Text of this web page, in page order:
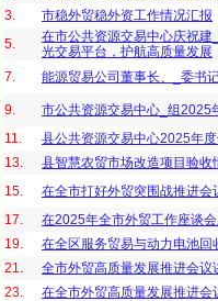
3.
市稳外贸稳外资工作情况汇报
5.
在市公共资源交易中心庆祝
光交易平台，护航高质量发展
7.
能源贸易公司董事长、_委书
9.
市公共资源交易中心_组2025
11.
县公共资源交易中心2025年
13.
县智慧农贸市场改造项目验收
15.
在全市打好外贸突围战推进会
17.
在2025年全市外贸工作座谈
19.
在全区服务贸易与动力电池回
21.
全市外贸高质量发展推进会议
23.
在全市外贸高质量发展推进会